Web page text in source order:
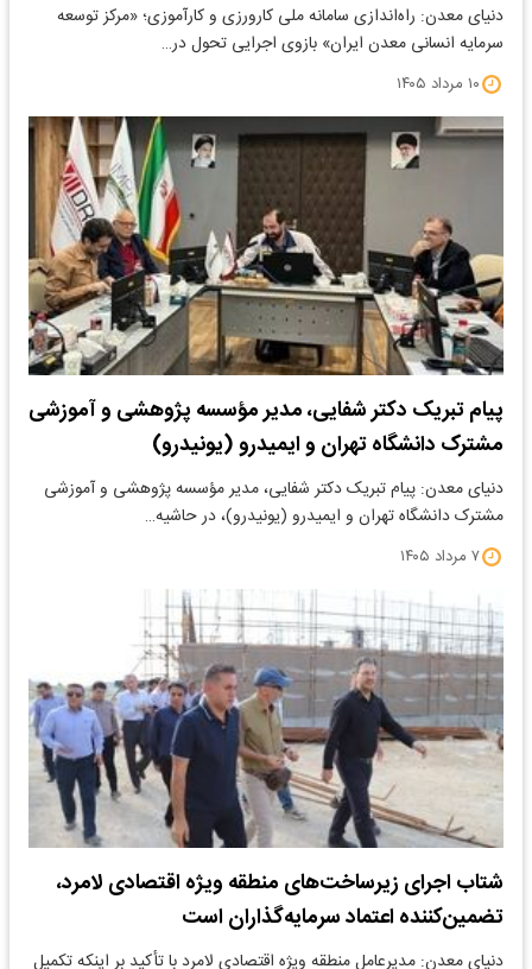
دنیای معدن: راه‌اندازی سامانه ملی کارورزی و کارآموزی؛ «مرکز توسعه
سرمایه انسانی معدن ایران» بازوی اجرایی تحول در…
۱۰ مرداد ۱۴۰۵
پیام تبریک دکتر شفایی، مدیر مؤسسه پژوهشی و آموزشی
مشترک دانشگاه تهران و ایمیدرو (یونیدرو)
دنیای معدن: پیام تبریک دکتر شفایی، مدیر مؤسسه پژوهشی و آموزشی
مشترک دانشگاه تهران و ایمیدرو (یونیدرو)، در حاشیه…
۷ مرداد ۱۴۰۵
شتاب اجرای زیرساخت‌های منطقه ویژه اقتصادی لامرد،
تضمین‌کننده اعتماد سرمایه‌گذاران است
​دنیای معدن: مدیرعامل منطقه ویژه اقتصادی لامرد با تأکید بر اینکه تکمیل